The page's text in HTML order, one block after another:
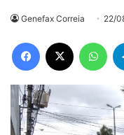
Genefax Correia 22/
Facebook